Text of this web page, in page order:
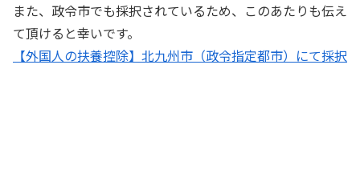
また、政令市でも採択されているため、このあたりも伝え
て頂けると幸いです。
【外国人の扶養控除】北九州市（政令指定都市）にて採択